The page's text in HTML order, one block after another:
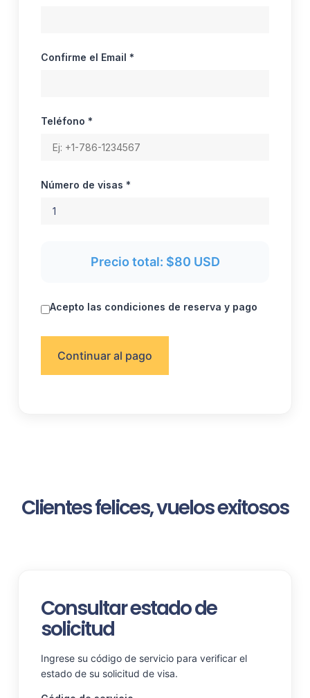
Confirme el Email *
Teléfono *
Número de visas *
Precio total: $80 USD
Acepto las condiciones de reserva y pago
Continuar al pago
Clientes felices, vuelos exitosos
Consultar estado de
solicitud
Ingrese su código de servicio para verificar el
estado de su solicitud de visa.